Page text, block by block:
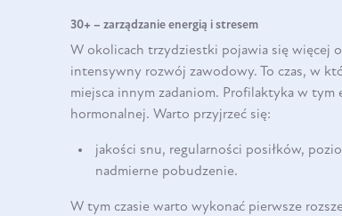
30+ – zarządzanie energią i stresem
W okolicach trzydziestki pojawia się więcej
intensywny rozwój zawodowy. To czas, w
miejsca innym zadaniom. Profilaktyka w
hormonalnej. Warto przyjrzeć się:
jakości snu, regularności posiłków,
nadmierne pobudzenie.
W tym czasie warto wykonać pierwsze